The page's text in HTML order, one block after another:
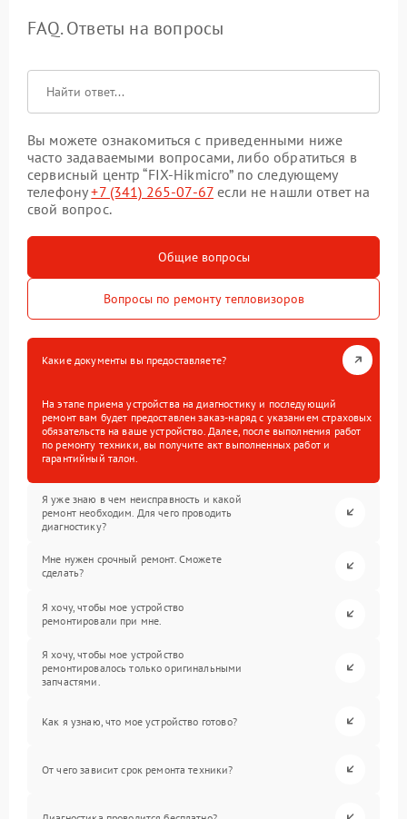
FAQ. Ответы на вопросы
Вы можете ознакомиться с приведенными ниже
часто задаваемыми вопросами, либо обратиться в
сервисный центр “FIX-Hikmicro” по следующему
телефону+7 (341) 265-07-67 если не нашли ответ на
свой вопрос.
Общие вопросы
Вопросы по ремонту тепловизоров
Какие документы вы предоставляете?
На этапе приема устройства на диагностику и последующий
ремонт вам будет предоставлен заказ-наряд с указанием страховых
обязательств на ваше устройство. Далее, после выполнения работ
по ремонту техники, вы получите акт выполненных работ и
гарантийный талон.
Я уже знаю в чем неисправность и какой
ремонт необходим. Для чего проводить
диагностику?
Мне нужен срочный ремонт. Сможете
сделать?
Я хочу, чтобы мое устройство
ремонтировали при мне.
Я хочу, чтобы мое устройство
ремонтировалось только оригинальными
запчастями.
Как я узнаю, что мое устройство готово?
От чего зависит срок ремонта техники?